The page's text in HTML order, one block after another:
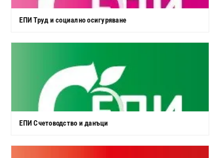
ЕПИ Труд и социално осигуряване
ЕПИ Счетоводство и данъци